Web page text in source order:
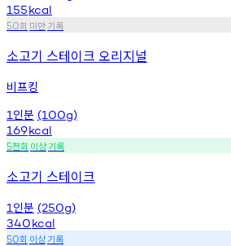
155kcal
50회 미만기록
소고기 스테이크 오리지널
비프킹
1 인분 (100g)
169kcal
5천회 이상기록
소고기 스테이크
1 인분 (250g)
340kcal
50회 이상기록